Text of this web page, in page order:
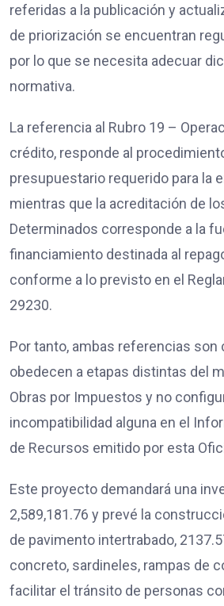
referidas a la publicación y
de priorización se encuentran
por lo que se necesita adecuar
normativa.
La referencia al Rubro 19 –
crédito, responde al
presupuestario requerido para la
mientras que la acreditación de
Determinados corresponde a la
financiamiento destinada al
conforme a lo previsto en el
29230.
Por tanto, ambas referencias son
obedecen a etapas distintas del
Obras por Impuestos y no
incompatibilidad alguna en el
de Recursos emitido por esta
Este proyecto demandará una
2,589,181.76 y prevé la
de pavimento intertrabado,
concreto, sardineles, rampas de
facilitar el tránsito de personas